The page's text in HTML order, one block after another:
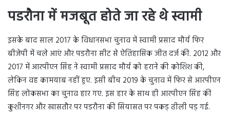
पडरौना में मजबूत होते जा रहे थे स्वामी
इसके बाद साल 2017 के विधानसभा चुनाव में स्वामी प्रसाद मौर्य फिर
बीजेपी में चले आएं और पडरौना सीट से ऐतिहासिक जीत दर्ज की. 2012 और
2017 में आरपीएन सिंह ने स्वामी प्रसाद मौर्य को हराने की कोशिश की,
लेकिन वह कामयाब नहीं हुए. इसी बीच 2019 के चुनाव में फिर से आरपीएन
सिंह लोकसभा का चुनाव हार गए. इस हार के साथ ही आरपीएन सिंह की
कुशीनगर और खासतौर पर पडरौना की सियासत पर पकड़ ढीली पड़ गई.